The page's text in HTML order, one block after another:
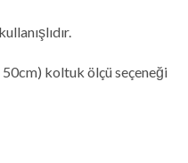
koltuk ölçü seçeneği